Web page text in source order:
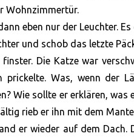
Wohnzimmertür.
eben nur der Leuchter.
und schob das letzte
finster. Die Katze war
prickelte. Was, wenn der
Wie sollte er erklären,
rieb er ihn mit dem
er wieder auf dem Dach.